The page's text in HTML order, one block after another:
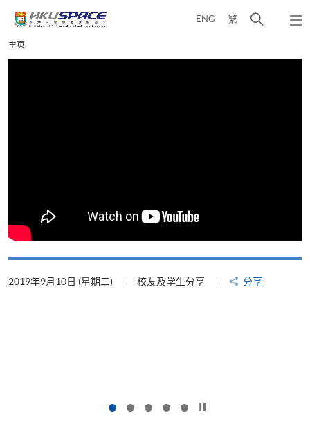
content
ENG 繁
弹
Main
content
主页
2019年9月10日 (星期二) 校友及学生分享 分享